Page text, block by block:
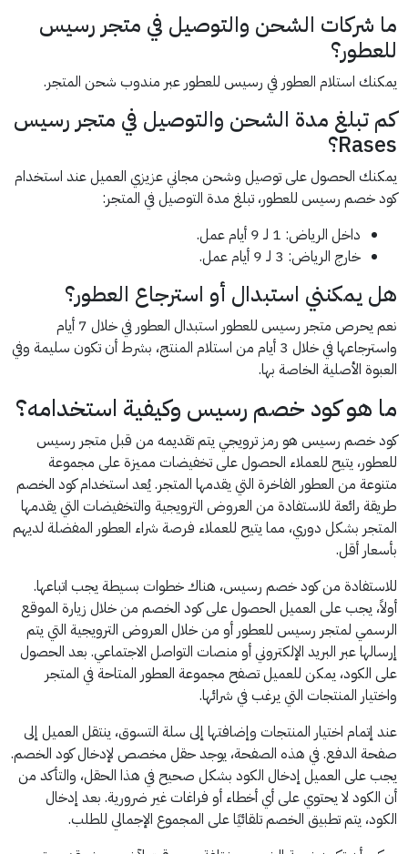
ما شركات الشحن والتوصيل في متجر رسيس
للعطور؟
يمكنك استلام العطور في رسيس للعطور عبر مندوب شحن المتجر.
كم تبلغ مدة الشحن والتوصيل في متجر رسيس
Rases؟
يمكنك الحصول على توصيل وشحن مجاني عزيزي العميل عند استخدام
كود خصم رسيس للعطور، تبلغ مدة التوصيل في المتجر:
داخل الرياض: 1 لـ 9 أيام عمل.
خارج الرياض: 3 لـ 9 أيام عمل.
هل يمكنني استبدال أو استرجاع العطور؟
نعم يحرص متجر رسيس للعطور استبدال العطور في خلال 7 أيام
واسترجاعها في خلال 3 أيام من استلام المنتج، بشرط أن تكون سليمة وفي
العبوة الأصلية الخاصة بها.
ما هو كود خصم رسيس وكيفية استخدامه؟
كود خصم رسيس هو رمز ترويجي يتم تقديمه من قبل متجر رسيس
للعطور، يتيح للعملاء الحصول على تخفيضات مميزة على مجموعة
متنوعة من العطور الفاخرة التي يقدمها المتجر. يُعد استخدام كود الخصم
طريقة رائعة للاستفادة من العروض الترويجية والتخفيضات التي يقدمها
المتجر بشكل دوري، مما يتيح للعملاء فرصة شراء العطور المفضلة لديهم
بأسعار أقل.
للاستفادة من كود خصم رسيس، هناك خطوات بسيطة يجب اتباعها.
أولاً، يجب على العميل الحصول على كود الخصم من خلال زيارة الموقع
الرسمي لمتجر رسيس للعطور أو من خلال العروض الترويجية التي يتم
إرسالها عبر البريد الإلكتروني أو منصات التواصل الاجتماعي. بعد الحصول
على الكود، يمكن للعميل تصفح مجموعة العطور المتاحة في المتجر
واختيار المنتجات التي يرغب في شرائها.
عند إتمام اختيار المنتجات وإضافتها إلى سلة التسوق، ينتقل العميل إلى
صفحة الدفع. في هذه الصفحة، يوجد حقل مخصص لإدخال كود الخصم.
يجب على العميل إدخال الكود بشكل صحيح في هذا الحقل، والتأكد من
أن الكود لا يحتوي على أي أخطاء أو فراغات غير ضرورية. بعد إدخال
الكود، يتم تطبيق الخصم تلقائيًا على المجموع الإجمالي للطلب.